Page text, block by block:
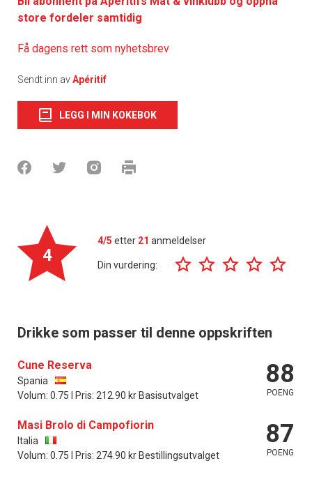
store fordeler samtidig
Få dagens rett som nyhetsbrev
Sendt inn avApéritif
LEGG I MIN KOKEBOK
4
4/5 etter 21 anmeldelser
Din vurdering:
Drikke som passer til denne oppskriften
Cune Reserva
Spania
Volum: 0.75 l Pris: 212.90 kr Basisutvalget
88
POENG
Masi Brolo di Campofiorin
Italia
Volum: 0.75 l Pris: 274.90 kr Bestillingsutvalget
87
POENG